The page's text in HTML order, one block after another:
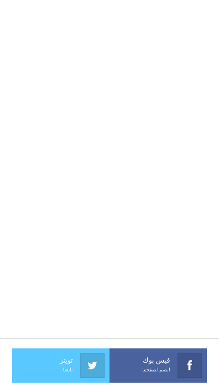
فيس بوك
انضم لصفحتنا
تويتر
تابعنا